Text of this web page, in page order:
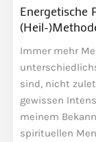
zeigt
sich
immer
mehr
Energetische
(Heil-
Immer mehr
sind, nicht
gewissen
meinem
spirituellen